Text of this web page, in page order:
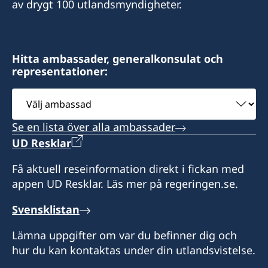
Besöksadress:
Consulat de Suède, Karakanji, Avenue de
Flandres, Bangui
Honorärkonsul
E-post:
Honorärkonsul Sara Durand
Postadress: Consulat de Suède, B.P. 1935,
N'Djamena, TCHAD
Besöksadress: Route de Mara, N'Djamena
Honorärkonsul
Sara Durand
av drygt 100 utlandsmyndigheter.
Hitta ambassader, generalkonsulat och
representationer:
Välj
ambassad
Se en lista över alla ambassader
UD Resklar
Få aktuell reseinformation direkt i fickan med
appen UD Resklar. Läs mer på regeringen.se.
Svensklistan
Lämna uppgifter om var du befinner dig och
hur du kan kontaktas under din utlandsvistelse.